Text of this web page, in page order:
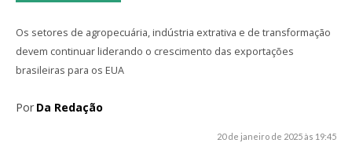
Os setores de agropecuária, indústria extrativa e de transformação
devem continuar liderando o crescimento das exportações
brasileiras para os EUA
Por Da Redação
20 de janeiro de 2025 às 19:45